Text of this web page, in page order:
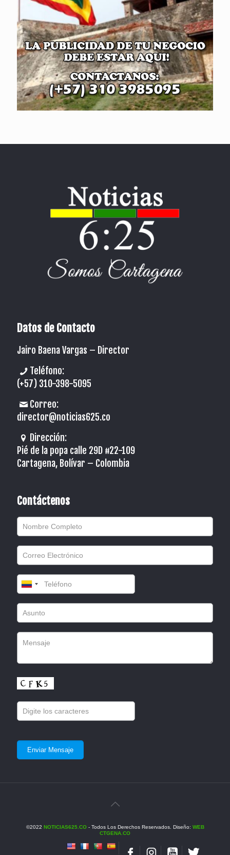
Datos de Contacto
Jairo Baena Vargas – Director
Teléfono:
(+57) 310-398-5095
Correo:
director@noticias625.co
Dirección:
Pié de la popa calle 29D #22-109
Cartagena, Bolívar – Colombia
Contáctenos
©2022 NOTICIAS625.CO- Todos Los Derechos Reservados. Diseño: WEB
CTGENA.CO